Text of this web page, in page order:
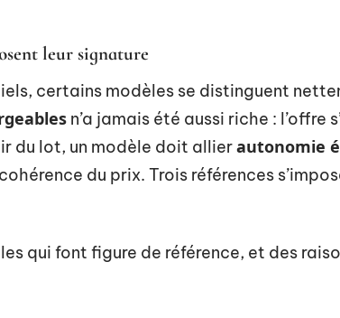
leur signature
certains modèles se distinguent
n’a jamais été aussi riche : l’offre
du lot, un modèle doit allierautonomie
du prix. Trois références
qui font figure de référence, et des